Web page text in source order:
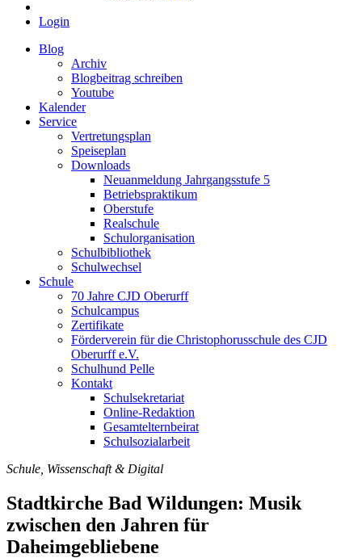
Login
Blog
Archiv
Blogbeitrag schreiben
Youtube
Kalender
Service
Vertretungsplan
Speiseplan
Downloads
Neuanmeldung Jahrgangsstufe 5
Betriebspraktikum
Oberstufe
Realschule
Schulorganisation
Schulbibliothek
Schulwechsel
Schule
70 Jahre CJD Oberurff
Schulcampus
Zertifikate
Förderverein für die Christophorusschule des CJD
Oberurff e.V.
Schulhund Pelle
Kontakt
Schulsekretariat
Online-Redaktion
Gesamtelternbeirat
Schulsozialarbeit
Schule, Wissenschaft & Digital
Stadtkirche Bad Wildungen: Musik
zwischen den Jahren für
Daheimgebliebene